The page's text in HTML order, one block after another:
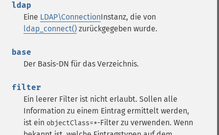
ldap
Eine LDAP\ConnectionInstanz, die von
ldap_connect() zurückgegeben wurde.
base
Der Basis-DN für das Verzeichnis.
filter
Ein leerer Filter ist nicht erlaubt. Sollen alle
Information zu einem Eintrag ermittelt werden,
ist ein objectClass=*-Filter zu verwenden. Wenn